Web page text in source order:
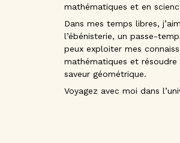
mathématiques et en
Dans mes temps libres,
l’ébénisterie, un passe-
peux exploiter mes
mathématiques et
saveur géométrique.
Voyagez avec moi dans